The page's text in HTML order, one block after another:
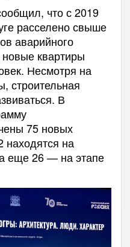
что с 2019
расселено свыше
аварийного
квартиры
Несмотря на
строительная
В
75 новых
находятся на
а еще 26 — на этапе